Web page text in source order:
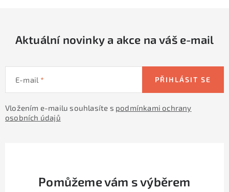
Aktuální novinky a akce na váš e-mail
E-mail
Vložením e-mailu souhlasíte s podmínkami ochrany
osobních údajů
PŘIHLÁSIT SE
Pomůžeme vám s výběrem